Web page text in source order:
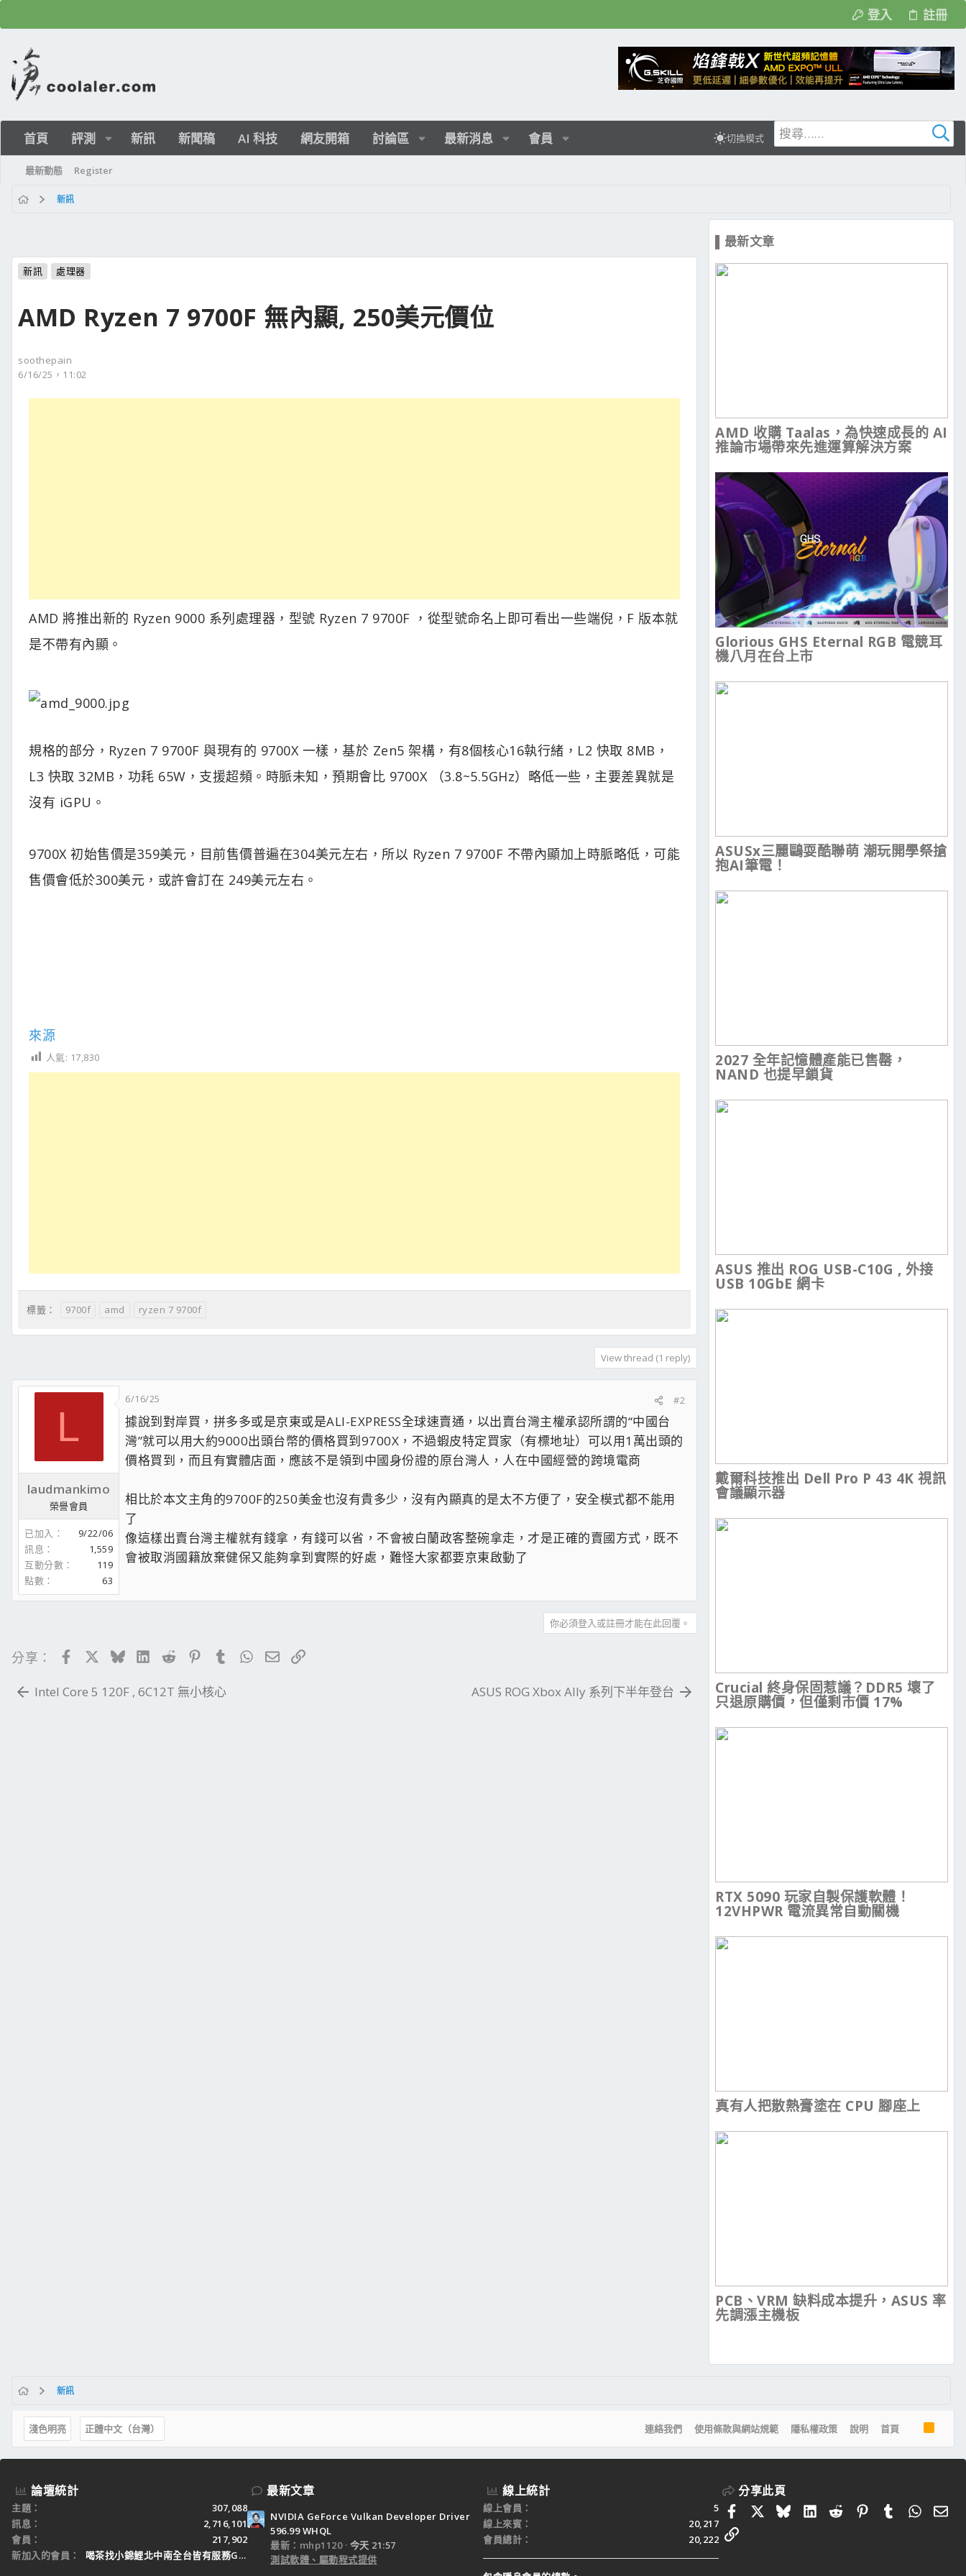
登入 註冊
首頁 評測 新訊 新聞稿 AI 科技 網友開箱 討論區 最新消息 會員 切換模式
最新動態 Register
新訊
新訊 處理器
AMD Ryzen 7 9700F 無內顯, 250美元價位
soothepain
6/16/25，11:02
AMD 將推出新的 Ryzen 9000 系列處理器，型號 Ryzen 7 9700F ，從型號命名上即可看出一些端倪，F 版本就
是不帶有內顯。
規格的部分，Ryzen 7 9700F 與現有的 9700X 一樣，基於 Zen5 架構，有8個核心16執行緒，L2 快取 8MB，
L3 快取 32MB，功耗 65W，支援超頻。時脈未知，預期會比 9700X （3.8~5.5GHz）略低一些，主要差異就是
沒有 iGPU。
9700X 初始售價是359美元，目前售價普遍在304美元左右，所以 Ryzen 7 9700F 不帶內顯加上時脈略低，可能
售價會低於300美元，或許會訂在 249美元左右。
來源
人氣: 17,830
標籤： 9700f amd ryzen 7 9700f
View thread (1 reply)
L
laudmankimo
榮譽會員
已加入
9/22/06
訊息
1,559
互動分數
119
點數
63
6/16/25 #2
據說到對岸買，拼多多或是京東或是ALI-EXPRESS全球速賣通，以出賣台灣主權承認所謂的“中國台
灣”就可以用大約9000出頭台幣的價格買到9700X，不過蝦皮特定買家（有標地址）可以用1萬出頭的
價格買到，而且有實體店面，應該不是領到中國身份證的原台灣人，人在中國經營的跨境電商
相比於本文主角的9700F的250美金也沒有貴多少，沒有內顯真的是太不方便了，安全模式都不能用
了
像這樣出賣台灣主權就有錢拿，有錢可以省，不會被白蘭政客整碗拿走，才是正確的賣國方式，既不
會被取消國籍放棄健保又能夠拿到實際的好處，難怪大家都要京東啟動了
你必須登入或註冊才能在此回覆。
分享： FacebookBlueskyLinkedIn
RedditPinterestTumblrWhatsApp
電子郵件
連結
Intel Core 5 120F , 6C12T 無小核心 ASUS ROG Xbox Ally 系列下半年登台
▌最新文章
AMD 收購 Taalas，為快速成長的 AI
推論市場帶來先進運算解決方案
Glorious GHS Eternal RGB 電競耳
機八月在台上市
ASUSx三麗鷗耍酷聯萌 潮玩開學祭搶
抱AI筆電！
2027 全年記憶體產能已售罄，
NAND 也提早鎖貨
ASUS 推出 ROG USB-C10G , 外接
USB 10GbE 網卡
戴爾科技推出 Dell Pro P 43 4K 視訊
會議顯示器
Crucial 終身保固惹議？DDR5 壞了
只退原購價，但僅剩市價 17%
RTX 5090 玩家自製保護軟體！
12VHPWR 電流異常自動關機
真有人把散熱膏塗在 CPU 腳座上
PCB、VRM 缺料成本提升，ASUS 率
先調漲主機板
新訊
淺色明亮 正體中文（台灣） 連絡我們 使用條款與網站規範 隱私權政策 說明 首頁
S
論壇統計
主題
307,088
訊息
2,716,101
會員
217,902
新加入的會員
喝茶找小錦鯉北中南全台皆有服務Gleezy：tw3
最新文章
NVIDIA GeForce Vulkan Developer Driver
596.99 WHQL
最新：mhp1120
今天 21:57
測試軟體、驅動程式提供
線上統計
線上會員
5
線上來賓
20,217
會員總計
20,222
分享此頁
FacebookBlueskyLinkedIn
RedditPinterestTumblr 電
連結